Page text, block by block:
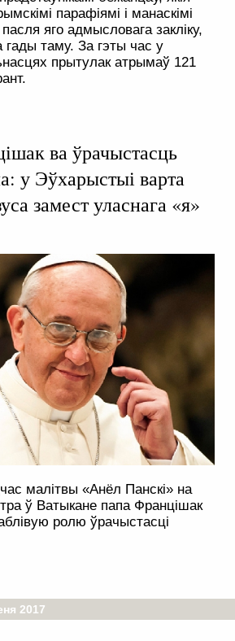
парафіямі і манаскімі
яго адмысловага закліку,
гады таму. За гэты час у
прытулак атрымаў 121
ва ўрачыстасць
у Эўхарыстыі варта
замест уласнага «я»
малітвы «Анёл Панскі» на
ў Ватыкане папа Францішак
ролю ўрачыстасці
2017